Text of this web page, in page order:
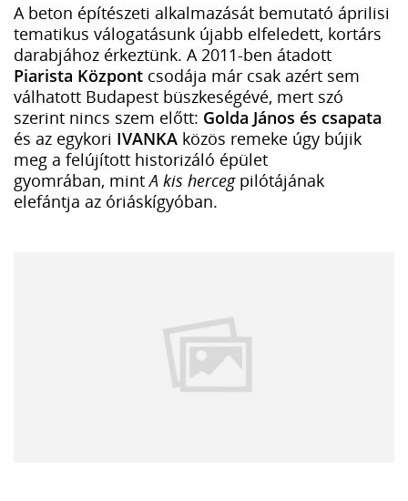
A beton építészeti alkalmazását bemutató áprilisi
tematikus válogatásunk újabb elfeledett, kortárs
darabjához érkeztünk. A 2011-ben átadott
Piarista Központ csodája már csak azért sem
válhatott Budapest büszkeségévé, mert szó
szerint nincs szem előtt: Golda János és csapata
és az egykori IVANKA közös remeke úgy bújik
meg a felújított historizáló épület
gyomrában, mintA kis herceg pilótájának
elefántja az óriáskígyóban.